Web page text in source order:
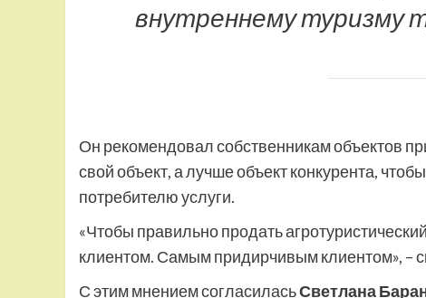
внутреннему туризму
Он рекомендовал собственникам объектов
свой объект, а лучше объект конкурента,
потребителю услуги.
«Чтобы правильно продать
клиентом. Самым придирчивым клиентом», –
С этим мнением согласиласьСветлана